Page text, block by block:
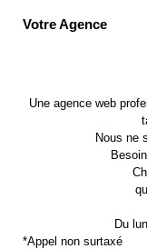
Votre Agence
Une agence web
Nous ne
Du
*Appel non surtaxé